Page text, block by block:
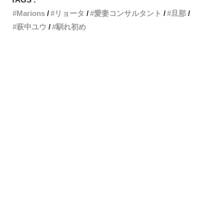
Marions
リョータ 愛妻コンサルタント
旦那
萩中ユウ
馴れ初め